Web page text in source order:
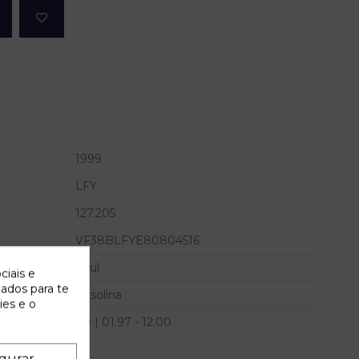
1999
LFY
127.205
VF38BLFYE80804516
Azul
Gasolina
SR | 01.97 - 12.00
e
para te
e o